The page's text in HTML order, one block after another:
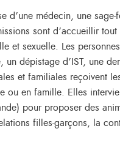
d’une médecin, une
sont d’accueillir
et sexuelle. Les
un dépistage d’IST, une
et familiales reçoivent
ou en famille. Elles
pour proposer des
filles-garçons, la